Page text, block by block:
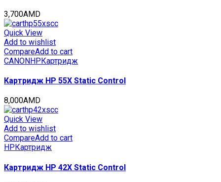
3,700AMD
Quick View
Add to wishlist
CompareAdd to cart
CANONHPКартридж
Картридж HP 55X Static Control
8,000AMD
Quick View
Add to wishlist
CompareAdd to cart
HP Картридж
Картридж HP 42X Static Control